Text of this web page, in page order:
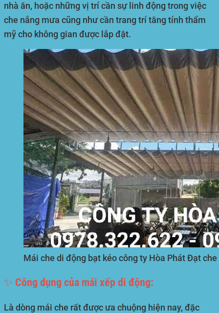
nhà ăn, hoặc những vị trí cần sự linh động trong việc
che nắng mưa cũng như cần trang trí tăng tính thẩm
mỹ cho không gian được lắp đặt.
Mái che di động bạt kéo công ty Hòa Phát Đạt
✨ Công dụng của mái xếp di động:
Là dòng mái che rất được ưa chuộng hiện nay, đặc